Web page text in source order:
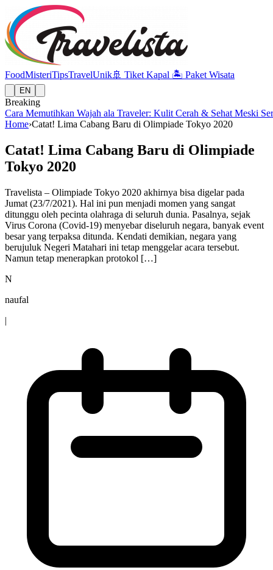
FoodMisteriTipsTravelUnik🚢 Tiket Kapal 🏝️ Paket Wisata
EN
Breaking
Cara Memutihkan Wajah ala Traveler: Kulit Cerah & Sehat Meski
Home›Catat! Lima Cabang Baru di Olimpiade Tokyo 2020
Catat! Lima Cabang Baru di Olimpiade
Tokyo 2020
Travelista – Olimpiade Tokyo 2020 akhirnya bisa digelar pada
Jumat (23/7/2021). Hal ini pun menjadi momen yang sangat
ditunggu oleh pecinta olahraga di seluruh dunia. Pasalnya, sejak
Virus Corona (Covid-19) menyebar diseluruh negara, banyak event
besar yang terpaksa ditunda. Kendati demikian, negara yang
berujuluk Negeri Matahari ini tetap menggelar acara tersebut.
Namun tetap menerapkan protokol […]
N
naufal
|